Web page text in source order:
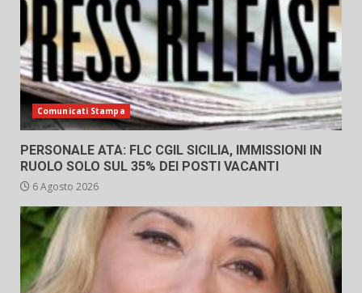
Comunicati Stampa
PERSONALE ATA: FLC CGIL SICILIA, IMMISSIONI IN
RUOLO SOLO SUL 35% DEI POSTI VACANTI
6 Agosto 2026